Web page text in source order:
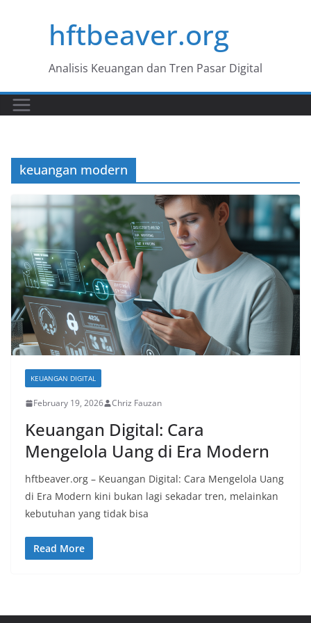
hftbeaver.org
Analisis Keuangan dan Tren Pasar Digital
keuangan modern
KEUANGAN DIGITAL
February 19, 2026 Chriz Fauzan
Keuangan Digital: Cara
Mengelola Uang di Era Modern
hftbeaver.org – Keuangan Digital: Cara Mengelola Uang
di Era Modern kini bukan lagi sekadar tren, melainkan
kebutuhan yang tidak bisa
Read More